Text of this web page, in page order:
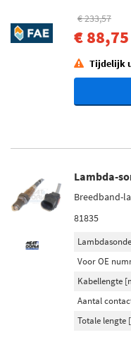
€ 233,57
€ 88,75
Tijdelijk
Lambda-
Breedband-
81835
Lambdasonde
Voor OE
Kabellengte
Aantal
Totale lengte